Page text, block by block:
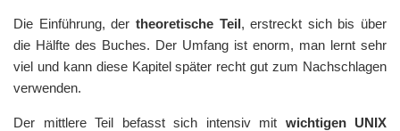
Die Einführung, der theoretische Teil, erstreckt sich bis über
die Hälfte des Buches. Der Umfang ist enorm, man lernt sehr
viel und kann diese Kapitel später recht gut zum Nachschlagen
verwenden.
Der mittlere Teil befasst sich intensiv mit wichtigen UNIX